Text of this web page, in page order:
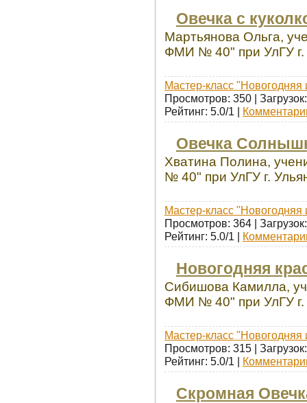
Овечка с
Мартьянова Ольга,
ФМИ № 40" при УлГУ г.
Мастер-класс
Просмотров: 350 |
Рейтинг: 5.0/1 |
Овечка
Хватина Полина,
№ 40" при УлГУ г.
Мастер-класс
Просмотров: 364 |
Рейтинг: 5.0/1 |
Новогодняя
Сибишова Камилла,
ФМИ № 40" при УлГУ г.
Мастер-класс
Просмотров: 315 |
Рейтинг: 5.0/1 |
Скромная